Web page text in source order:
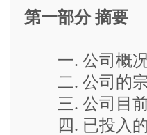
第一部分 摘要
一. 公司概况
二. 公司的宗
三. 公司目前
四. 已投入的